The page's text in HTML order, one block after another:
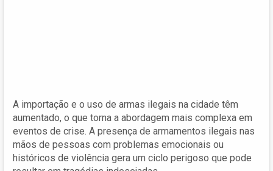
A importação e o uso de armas ilegais na cidade têm
aumentado, o que torna a abordagem mais complexa em
eventos de crise. A presença de armamentos ilegais nas
mãos de pessoas com problemas emocionais ou
históricos de violência gera um ciclo perigoso que pode